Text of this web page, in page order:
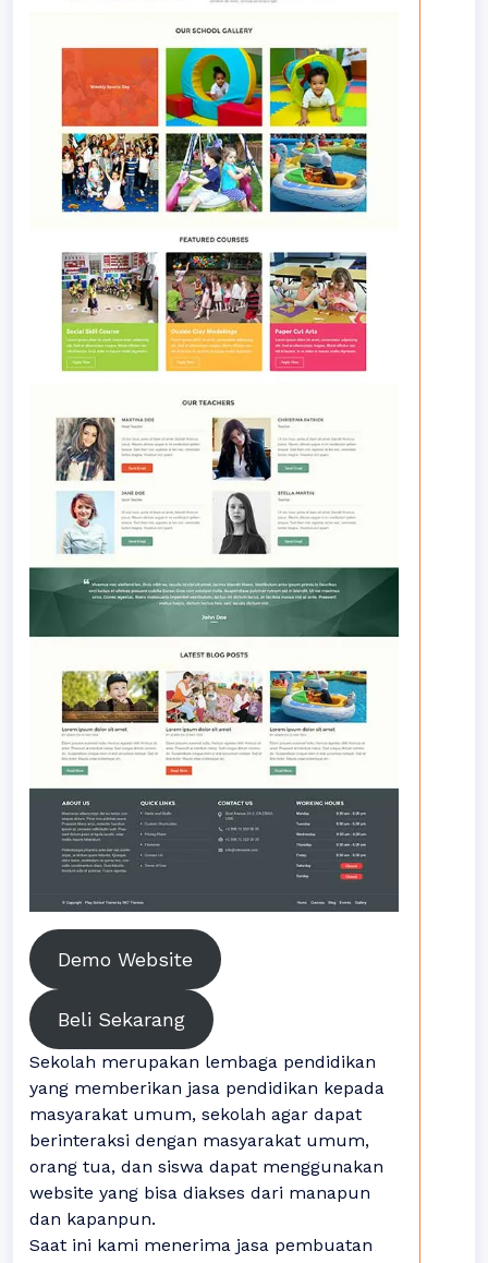
Demo Website
Beli Sekarang
Sekolah merupakan lembaga pendidikan
yang memberikan jasa pendidikan kepada
masyarakat umum, sekolah agar dapat
berinteraksi dengan masyarakat umum,
orang tua, dan siswa dapat menggunakan
website yang bisa diakses dari manapun
dan kapanpun.
Saat ini kami menerima jasa pembuatan